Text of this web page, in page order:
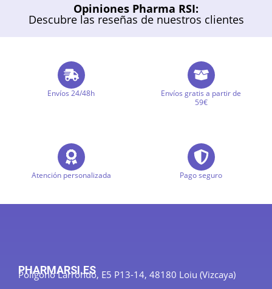
Opiniones Pharma RSI:
Descubre las reseñas de nuestros clientes
Envíos 24/48h
Envíos gratis a partir de
59€
Atención personalizada Pago seguro
PHARMARSI.ES
Polígono Larrondo, E5 P13-14, 48180 Loiu (Vizcaya)